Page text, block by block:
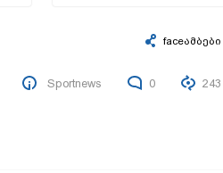
faceამბები
Sportnews 0 243